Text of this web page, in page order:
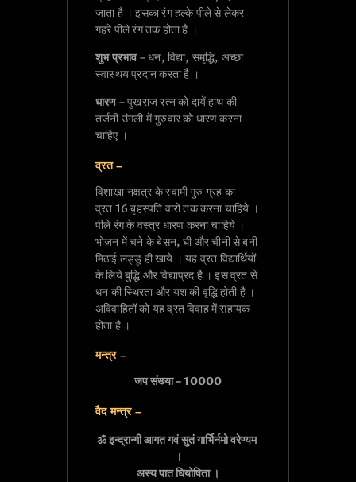
जाता है । इसका रंग हल्के पीले से लेकर
गहरे पीले रंग तक होता है ।
शुभ प्रभाव– धन, विद्या, समृद्धि, अच्छा
स्वास्थय प्रदान करता है ।
धारण– पुखराज रत्न को दायें हाथ की
तर्जनी उंगली में गुरुवार को धारण करना
चाहिए ।
व्रत –
विशाखा नक्षत्र के स्वामी गुरु ग्रह का
व्रत 16 बृहस्पति वारों तक करना चाहिये ।
पीले रंग के वस्त्र धारण करना चाहिये ।
भोजन में चने के बेसन, घी और चीनी से बनी
मिठाई लड्डू ही खाये । यह व्रत विद्यार्थियों
के लिये बुद्धि और विद्याप्रद है । इस व्रत से
धन की स्थिरता और यश की वृद्धि होती है ।
अविवाहितों को यह व्रत विवाह में सहायक
होता है ।
मन्त्र –
जप संख्या – 10000
वैद मन्त्र –
ॐ इन्द्रान्गी आगत गवं सुतं गार्भिर्नमो वरेण्यम
।
अस्य पात घियोषिता ।